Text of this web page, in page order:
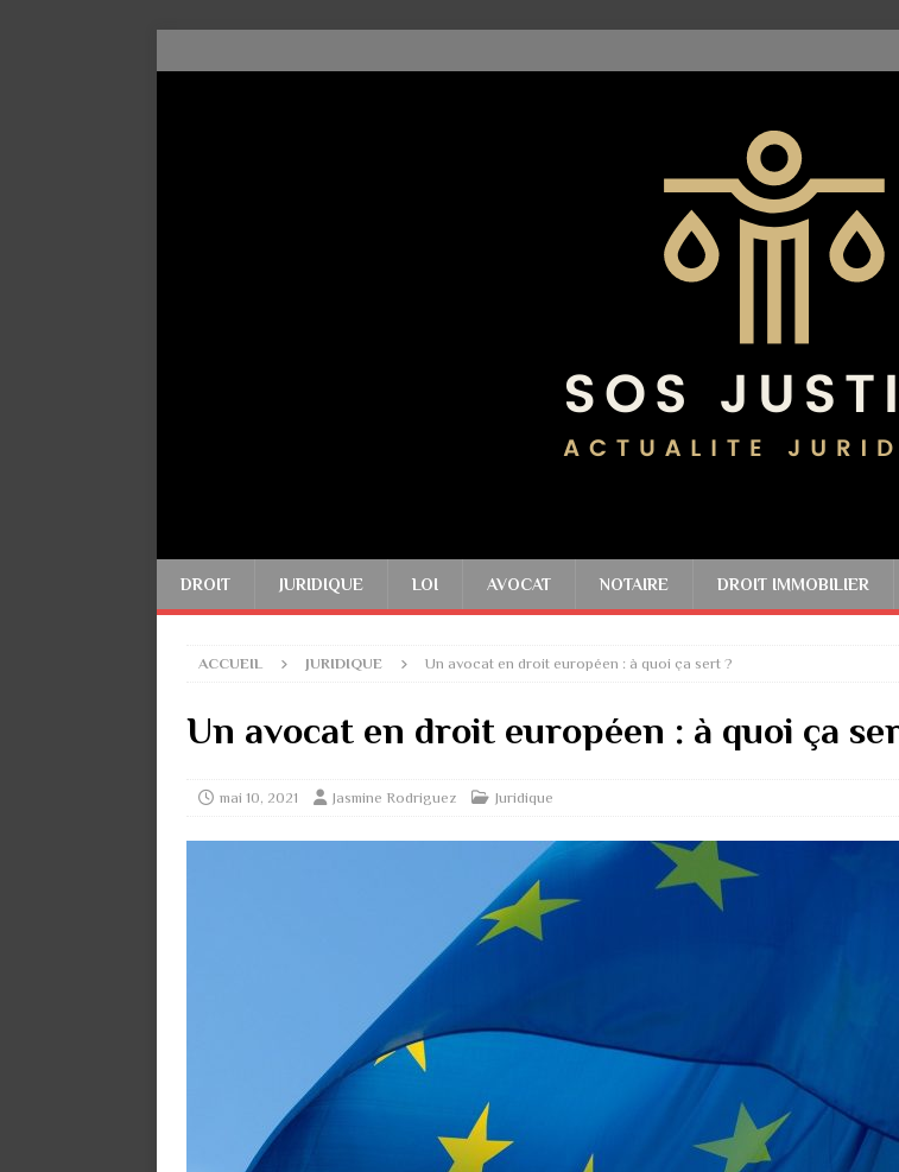
DROIT JURIDIQUE LOI AVOCAT NOTAIRE DROIT IMMOBILIER
ACCUEIL JURIDIQUE Un avocat en droit européen : à quoi ça sert ?
Un avocat en droit européen : à quoi ça
mai 10, 2021 Jasmine Rodriguez Juridique